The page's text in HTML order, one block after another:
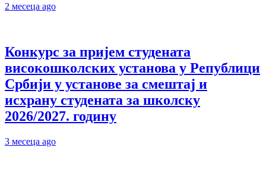
2 месеца ago
Конкурс за пријем студената
високошколских установа у Републици
Србији у установе за смештај и
исхрану студената за школску
2026/2027. годину
3 месеца ago